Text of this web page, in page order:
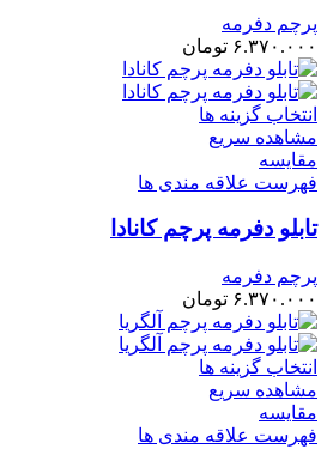
پرچم دفرمه
۶.۳۷۰.۰۰۰ تومان
انتخاب گزینه ها
مشاهده سریع
مقایسه
فهرست علاقه مندی ها
تابلو دفرمه پرچم کانادا
پرچم دفرمه
۶.۳۷۰.۰۰۰ تومان
انتخاب گزینه ها
مشاهده سریع
مقایسه
فهرست علاقه مندی ها